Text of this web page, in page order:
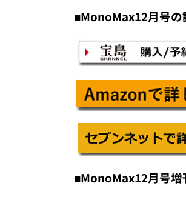
■MonoMax12月号の
■MonoMax12月号増